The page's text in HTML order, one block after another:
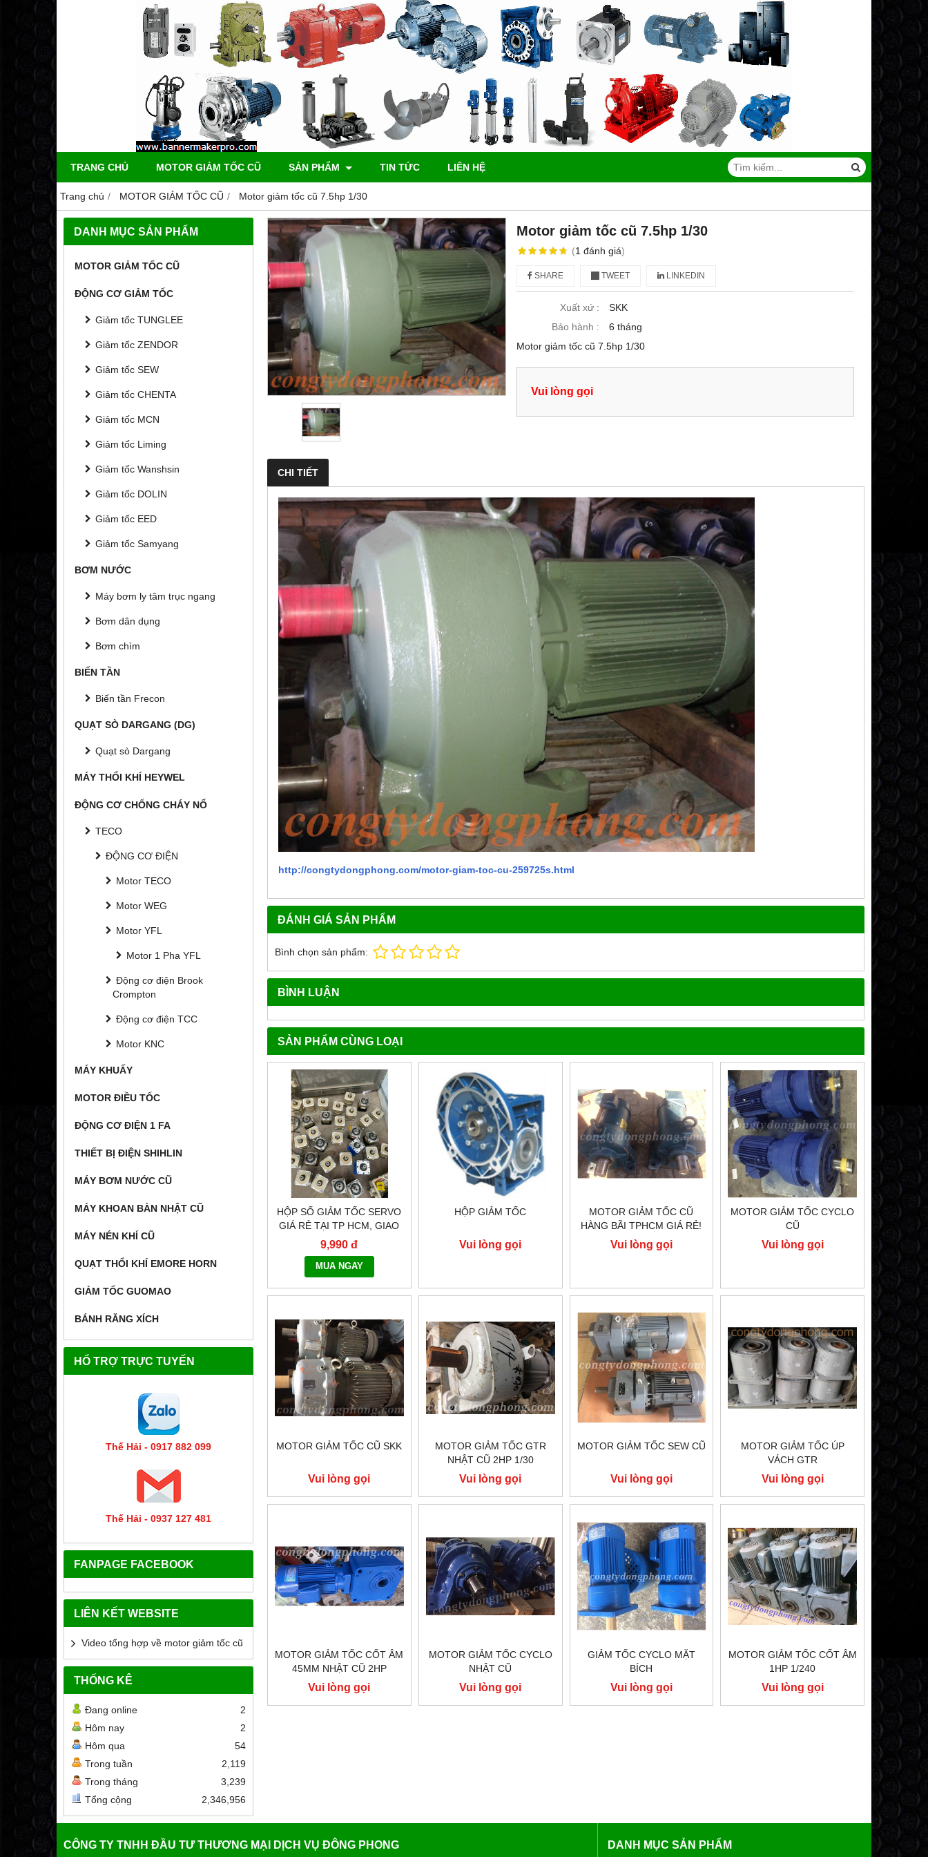
TRANG CHỦ MOTOR GIẢM TỐC CŨ SẢN PHẨM TIN TỨC LIÊN HỆ
Trang chủ MOTOR GIẢM TỐC CŨ Motor giảm tốc cũ 7.5hp 1/30
DANH MỤC SẢN PHẨM
MOTOR GIẢM TỐC CŨ
ĐỘNG CƠ GIẢM TỐC
Giảm tốc TUNGLEE
Giảm tốc ZENDOR
Giảm tốc SEW
Giảm tốc CHENTA
Giảm tốc MCN
Giảm tốc Liming
Giảm tốc Wanshsin
Giảm tốc DOLIN
Giảm tốc EED
Giảm tốc Samyang
BƠM NƯỚC
Máy bơm ly tâm trục ngang
Bơm dân dụng
Bơm chìm
BIẾN TẦN
Biến tần Frecon
QUẠT SÒ DARGANG (DG)
Quạt sò Dargang
MÁY THỔI KHÍ HEYWEL
ĐỘNG CƠ CHỐNG CHÁY NỔ
TECO
ĐỘNG CƠ ĐIỆN
Motor TECO
Motor WEG
Motor YFL
Motor 1 Pha YFL
Động cơ điện Brook
Crompton
Động cơ điện TCC
Motor KNC
MÁY KHUẤY
MOTOR ĐIỀU TỐC
ĐỘNG CƠ ĐIỆN 1 FA
THIẾT BỊ ĐIỆN SHIHLIN
MÁY BƠM NƯỚC CŨ
MÁY KHOAN BÀN NHẬT CŨ
MÁY NÉN KHÍ CŨ
QUẠT THỔI KHÍ EMORE HORN
GIẢM TỐC GUOMAO
BÁNH RĂNG XÍCH
HỔ TRỢ TRỰC TUYẾN
Thế Hải - 0917 882 099
Thế Hải - 0937 127 481
FANPAGE FACEBOOK
LIÊN KẾT WEBSITE
Video tổng hợp về motor giảm tốc cũ
THỐNG KÊ
Đang online
2
Hôm nay
2
Hôm qua
54
Trong tuần
2,119
Trong tháng
3,239
Tổng cộng
2,346,956
Motor giảm tốc cũ 7.5hp 1/30
(1 đánh giá)
SHARE TWEET LINKEDIN
Xuất xứ :
SKK
Bảo hành :
6 tháng
Motor giảm tốc cũ 7.5hp 1/30
Vui lòng gọi
CHI TIẾT
http://congtydongphong.com/motor-giam-toc-cu-259725s.html
ĐÁNH GIÁ SẢN PHẨM
Bình chọn sản phẩm:
BÌNH LUẬN
SẢN PHẨM CÙNG LOẠI
HỘP SỐ GIẢM TỐC SERVO
GIÁ RẺ TẠI TP HCM, GIAO
HÀNG TOÀN QUỐC NHANH
CHÓNG - 0917.882.099
9,990 đ
MUA NGAY
HỘP GIẢM TỐC
Vui lòng gọi
MOTOR GIẢM TỐC CŨ
HÀNG BÃI TPHCM GIÁ RẺ!
Vui lòng gọi
MOTOR GIẢM TỐC CYCLO
CŨ
Vui lòng gọi
MOTOR GIẢM TỐC CŨ SKK
Vui lòng gọi
MOTOR GIẢM TỐC GTR
NHẬT CŨ 2HP 1/30
Vui lòng gọi
MOTOR GIẢM TỐC SEW CŨ
Vui lòng gọi
MOTOR GIẢM TỐC ÚP
VÁCH GTR
Vui lòng gọi
MOTOR GIẢM TỐC CỐT ÂM
45MM NHẬT CŨ 2HP
Vui lòng gọi
MOTOR GIẢM TỐC CYCLO
NHẬT CŨ
Vui lòng gọi
GIẢM TỐC CYCLO MẶT
BÍCH
Vui lòng gọi
MOTOR GIẢM TỐC CỐT ÂM
1HP 1/240
Vui lòng gọi
CÔNG TY TNHH ĐẦU TƯ THƯƠNG MẠI DỊCH VỤ ĐÔNG PHONG DANH MỤC SẢN PHẨM